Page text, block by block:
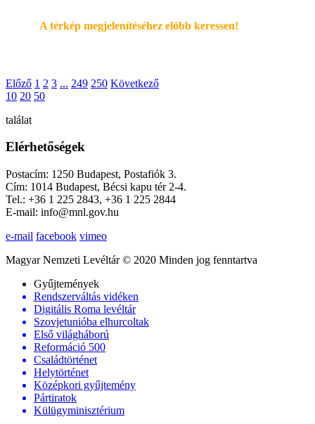
A térkép megjelenítéséhez elöbb keressen!
Előző 1 2 3 ... 249 250 Következő
10 20 50
találat
Elérhetőségek
Postacím: 1250 Budapest, Postafiók 3.
Cím: 1014 Budapest, Bécsi kapu tér 2-4.
Tel.: +36 1 225 2843, +36 1 225 2844
E-mail: info@mnl.gov.hu
e-mail facebook vimeo
Magyar Nemzeti Levéltár © 2020 Minden jog fenntartva
Gyűjtemények
Rendszerváltás vidéken
Digitális Roma levéltár
Szovjetunióba elhurcoltak
Első világháború
Reformáció 500
Családtörténet
Helytörténet
Középkori gyűjtemény
Pártiratok
Külügyminisztérium